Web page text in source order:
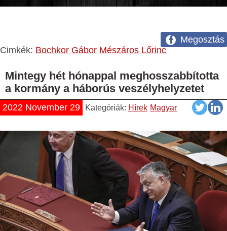
Megosztás
Cimkék: Bochkor Gábor Mészáros Lőrinc
Mintegy hét hónappal meghosszabbította
a kormány a háborús veszélyhelyzetet
2022 November 29 Kategóriák: Hírek Magyar